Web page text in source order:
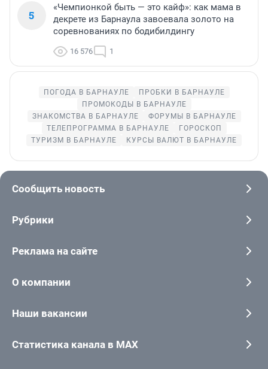
5
«Чемпионкой быть — это кайф»: как мама в
декрете из Барнаула завоевала золото на
соревнованиях по бодибилдингу
16 576 1
ПОГОДА В БАРНАУЛЕ
ПРОБКИ В БАРНАУЛЕ
ПРОМОКОДЫ В БАРНАУЛЕ
ЗНАКОМСТВА В БАРНАУЛЕ
ФОРУМЫ В БАРНАУЛЕ
ТЕЛЕПРОГРАММА В БАРНАУЛЕ
ГОРОСКОП
ТУРИЗМ В БАРНАУЛЕ
КУРСЫ ВАЛЮТ В БАРНАУЛЕ
Сообщить новость
Рубрики
Реклама на сайте
О компании
Наши вакансии
Статистика канала в MAX